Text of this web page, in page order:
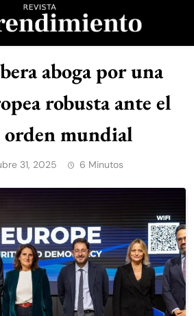
Revista
aboga por una
robusta ante el
orden mundial
31, 2025 6 Minutos